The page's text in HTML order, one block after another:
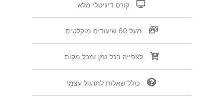
קורס דיגיטלי מלא
מעל 60 שיעורים מוקלטים
לצפייה בכל זמן ומכל מקום
כולל שאלות לתרגול עצמי